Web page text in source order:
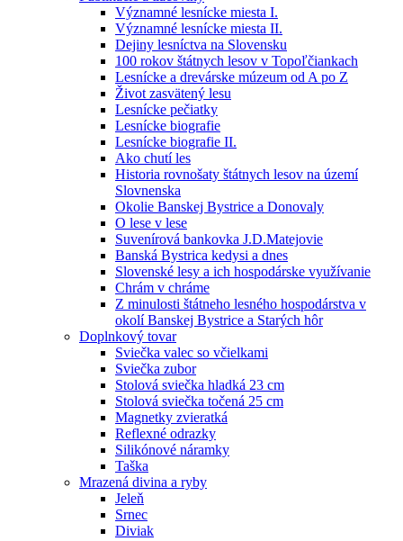
Významné lesnícke miesta I.
Významné lesnícke miesta II.
Dejiny lesníctva na Slovensku
100 rokov štátnych lesov v Topoľčiankach
Lesnícke a drevárske múzeum od A po Z
Život zasvätený lesu
Lesnícke pečiatky
Lesnícke biografie
Lesnícke biografie II.
Ako chutí les
Historia rovnošaty štátnych lesov na území
Slovnenska
Okolie Banskej Bystrice a Donovaly
O lese v lese
Suvenírová bankovka J.D.Matejovie
Banská Bystrica kedysi a dnes
Slovenské lesy a ich hospodárske využívanie
Chrám v chráme
Z minulosti štátneho lesného hospodárstva v
okolí Banskej Bystrice a Starých hôr
Doplnkový tovar
Sviečka valec so včielkami
Sviečka zubor
Stolová sviečka hladká 23 cm
Stolová sviečka točená 25 cm
Magnetky zvieratká
Reflexné odrazky
Silikónové náramky
Taška
Mrazená divina a ryby
Jeleň
Srnec
Diviak